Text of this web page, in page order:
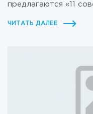
предлагаются «11
ЧИТАТЬ ДАЛЕЕ